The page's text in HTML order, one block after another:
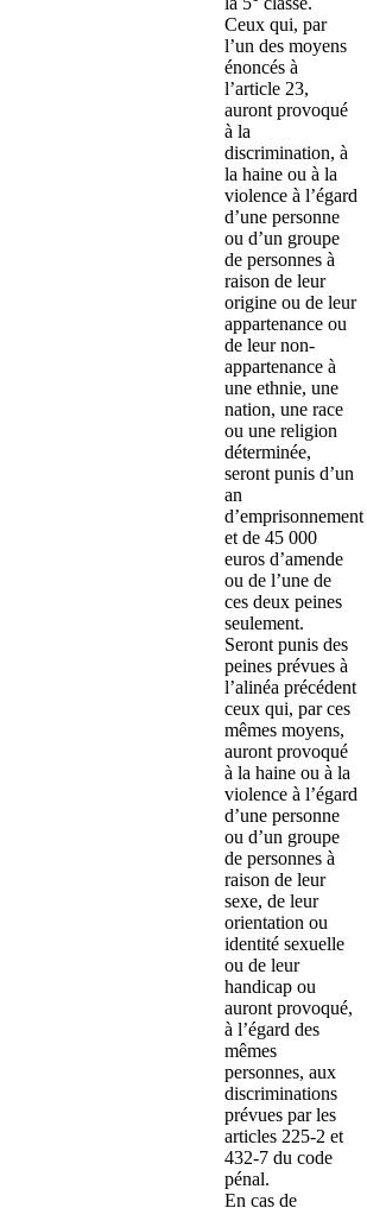
Ceux qui, par
l’un des moyens
énoncés à
l’article 23,
auront provoqué
à la
discrimination, à
la haine ou à la
violence à l’égard
d’une personne
ou d’un groupe
de personnes à
raison de leur
origine ou de leur
appartenance ou
de leur non-
appartenance à
une ethnie, une
nation, une race
ou une religion
déterminée,
seront punis d’un
an
d’emprisonnement
et de 45 000
euros d’amende
ou de l’une de
ces deux peines
seulement.
Seront punis des
peines prévues à
l’alinéa précédent
ceux qui, par ces
mêmes moyens,
auront provoqué
à la haine ou à la
violence à l’égard
d’une personne
ou d’un groupe
de personnes à
raison de leur
sexe, de leur
orientation ou
identité sexuelle
ou de leur
handicap ou
auront provoqué,
à l’égard des
mêmes
personnes, aux
discriminations
prévues par les
articles 225-2 et
432-7 du code
pénal.
En cas de